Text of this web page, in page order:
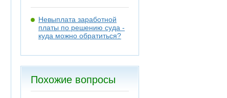
Невыплата заработной
платы по решению суда -
куда можно обратиться?
Похожие вопросы